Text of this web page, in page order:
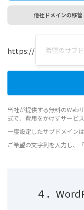
他社ドメインの移管
https://
当社が提供する無料の
式で、費用をかけずサービ
一度設定したサブドメイン
ご希望の文字列を入力し、
４．